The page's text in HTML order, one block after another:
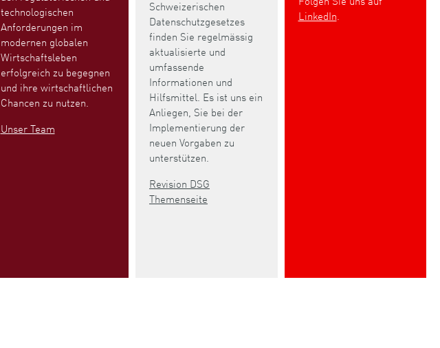
technologischen
Anforderungen im
modernen globalen
Wirtschaftsleben
erfolgreich zu begegnen
und ihre wirtschaftlichen
Chancen zu nutzen.
Unser Team
Schweizerischen
Datenschutzgesetzes
finden Sie regelmässig
aktualisierte und
umfassende
Informationen und
Hilfsmittel. Es ist uns ein
Anliegen, Sie bei der
Implementierung der
neuen Vorgaben zu
unterstützen.
Revision DSG
Themenseite
LinkedIn.